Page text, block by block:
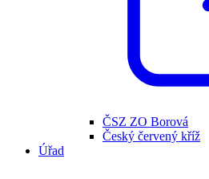
ČSZ ZO Borová
Český červený kříž
Úřad